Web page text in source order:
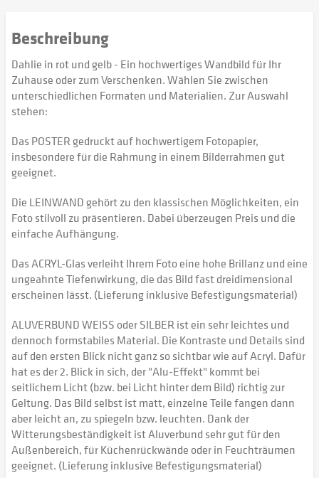
Beschreibung
Dahlie in rot und gelb - Ein hochwertiges Wandbild für Ihr
Zuhause oder zum Verschenken. Wählen Sie zwischen
unterschiedlichen Formaten und Materialien. Zur Auswahl
stehen:
Das POSTER gedruckt auf hochwertigem Fotopapier,
insbesondere für die Rahmung in einem Bilderrahmen gut
geeignet.
Die LEINWAND gehört zu den klassischen Möglichkeiten, ein
Foto stilvoll zu präsentieren. Dabei überzeugen Preis und die
einfache Aufhängung.
Das ACRYL-Glas verleiht Ihrem Foto eine hohe Brillanz und eine
ungeahnte Tiefenwirkung, die das Bild fast dreidimensional
erscheinen lässt. (Lieferung inklusive Befestigungsmaterial)
ALUVERBUND WEISS oder SILBER ist ein sehr leichtes und
dennoch formstabiles Material. Die Kontraste und Details sind
auf den ersten Blick nicht ganz so sichtbar wie auf Acryl. Dafür
hat es der 2. Blick in sich, der "Alu-Effekt" kommt bei
seitlichem Licht (bzw. bei Licht hinter dem Bild) richtig zur
Geltung. Das Bild selbst ist matt, einzelne Teile fangen dann
aber leicht an, zu spiegeln bzw. leuchten. Dank der
Witterungsbeständigkeit ist Aluverbund sehr gut für den
Außenbereich, für Küchenrückwände oder in Feuchträumen
geeignet. (Lieferung inklusive Befestigungsmaterial)